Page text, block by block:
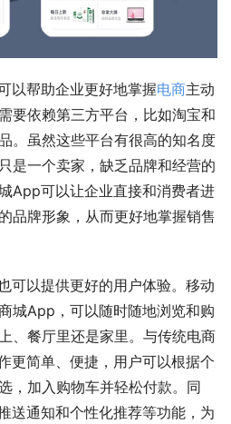
以帮助企业更好地掌握电商主动
要依赖第三方平台，比如淘宝和
。虽然这些平台有很高的知名度
是一个卖家，缺乏品牌和经营的
App可以让企业直接和消费者进
品牌形象，从而更好地掌握销售
可以提供更好的用户体验。移动
城App，可以随时随地浏览和购
、餐厅里还是家里。与传统电商
更简单、便捷，用户可以根据个
，加入购物车并轻松付款。同
送通知和个性化推荐等功能，为